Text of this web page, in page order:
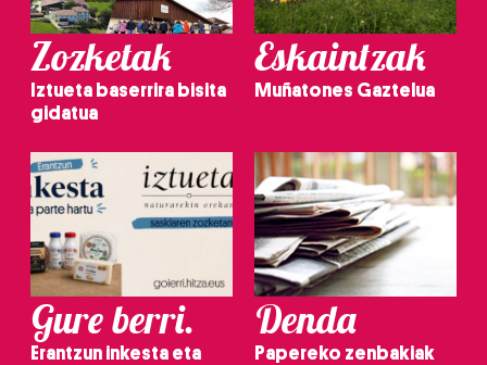
Zozketak
Iztueta baserrira bisita
gidatua
Eskaintzak
Muñatones Gaztelua
Gure berri.
Erantzun inkesta eta
Denda
Papereko zenbakiak